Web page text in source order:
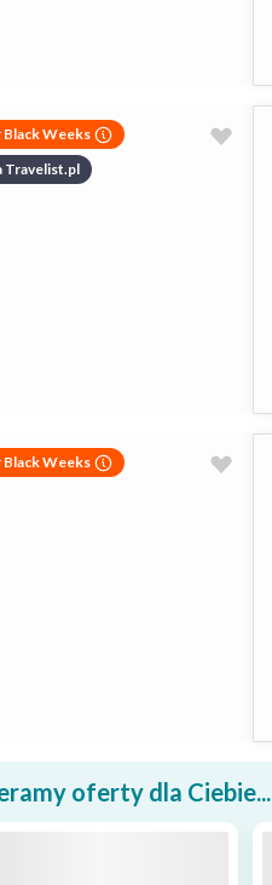
Black Weeks
Travelist.pl
Black Weeks
oferty dla Ciebie...